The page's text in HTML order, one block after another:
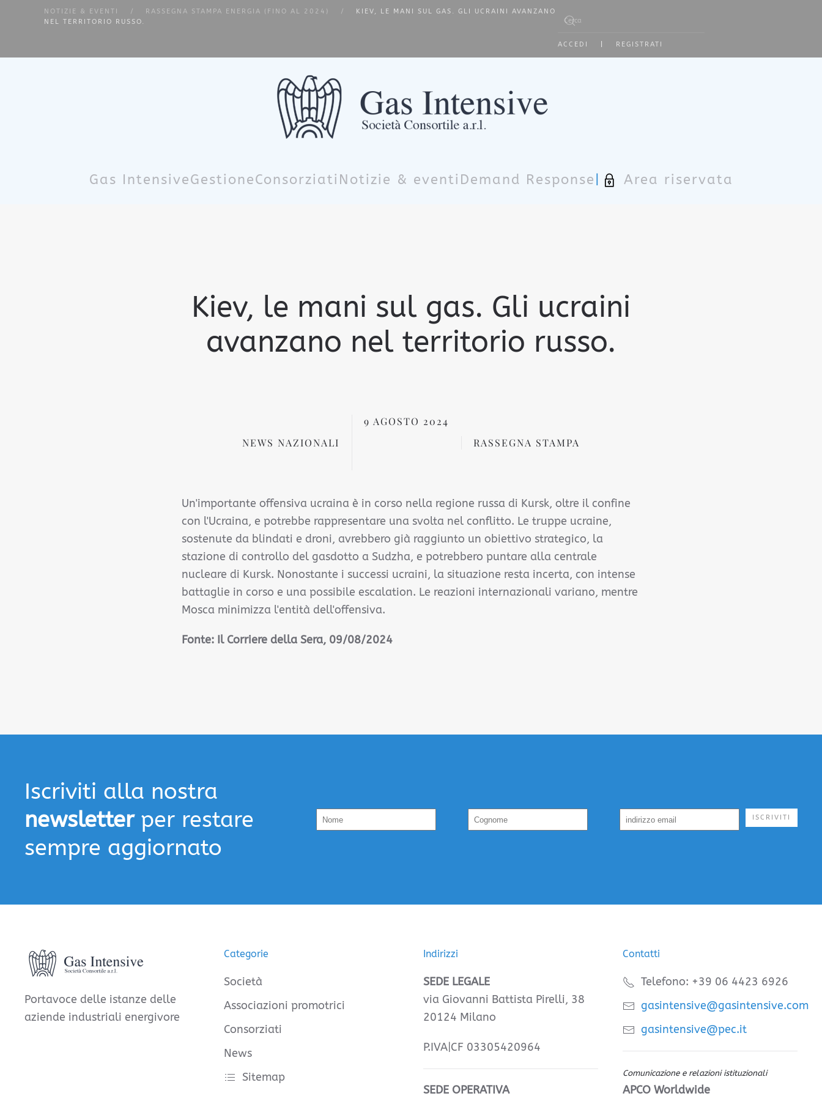
NOTIZIE & EVENTI RASSEGNA STAMPA ENERGIA (FINO AL 2024)
KIEV, LE MANI SUL GAS. GLI UCRAINI AVANZANO
NEL TERRITORIO RUSSO.
ACCEDI
REGISTRATI
Gas IntensiveGestioneConsorziati Notizie & eventi Demand Response Area riservata
Kiev, le mani sul gas. Gli ucraini
avanzano nel territorio russo.
NEWS NAZIONALI
9 AGOSTO 2024
RASSEGNA STAMPA
Un'importante offensiva ucraina è in corso nella regione russa di Kursk, oltre il confine
con l'Ucraina, e potrebbe rappresentare una svolta nel conflitto. Le truppe ucraine,
sostenute da blindati e droni, avrebbero già raggiunto un obiettivo strategico, la
stazione di controllo del gasdotto a Sudzha, e potrebbero puntare alla centrale
nucleare di Kursk. Nonostante i successi ucraini, la situazione resta incerta, con intense
battaglie in corso e una possibile escalation. Le reazioni internazionali variano, mentre
Mosca minimizza l'entità dell'offensiva.
Fonte: Il Corriere della Sera, 09/08/2024
Iscriviti alla nostra
newsletterper restare
sempre aggiornato
ISCRIVITI
Portavoce delle istanze delle
aziende industriali energivore
Categorie
Società
Associazioni promotrici
Consorziati
News
Sitemap
Indirizzi
SEDE LEGALE
via Giovanni Battista Pirelli, 38
20124 Milano
P.IVA|CF 03305420964
SEDE OPERATIVA
Contatti
Telefono: +39 06 4423 6926
gasintensive@gasintensive.com
gasintensive@pec.it
Comunicazione e relazioni istituzionali
APCO Worldwide